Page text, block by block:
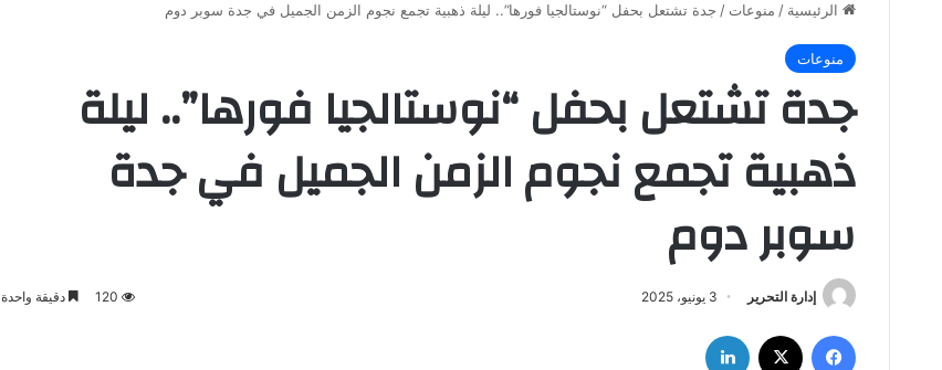
الرئيسية / منوعات / جدة تشتعل بحفل “نوستالجيا فورها”.. ليلة ذهبية تجمع نجوم الزمن الجميل في جدة سوبر دوم
منوعات
جدة تشتعل بحفل “نوستالجيا فورها”.. ليلة
ذهبية تجمع نجوم الزمن الجميل في جدة
سوبر دوم
إدارة التحرير 3 يونيو، 2025 120 دقيقة واحدة